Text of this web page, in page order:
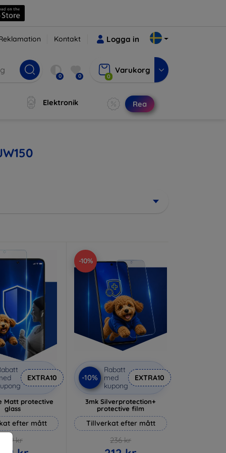
Kontakt Logga in
0 0 0
Varukorg
Elektronik Rea
EXTRA10
Matt protective
glass
efter mått
169 kr
-10%
-10%
Rabatt
med
kupong
EXTRA10
3mk Silverprotection+
protective film
Tillverkat efter mått
236 kr